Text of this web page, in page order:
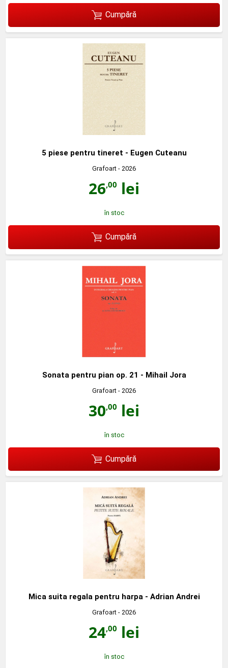
Cumpără
5 piese pentru tineret - Eugen Cuteanu
Grafoart - 2026
26,00 lei
în stoc
Cumpără
Sonata pentru pian op. 21 - Mihail Jora
Grafoart - 2026
30,00 lei
în stoc
Cumpără
Mica suita regala pentru harpa - Adrian Andrei
Grafoart - 2026
24,00 lei
în stoc